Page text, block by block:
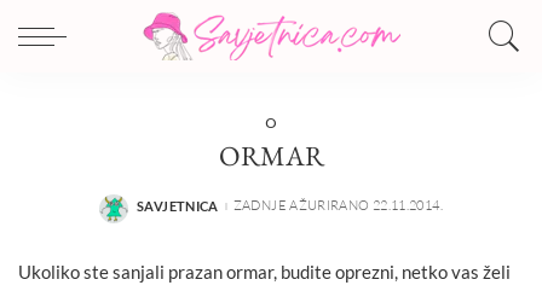
O
ORMAR
POSTED
SAVJETNICA ZADNJE AŽURIRANO 22.11.2014.
Ukoliko ste sanjali prazan ormar, budite oprezni, netko vas želi